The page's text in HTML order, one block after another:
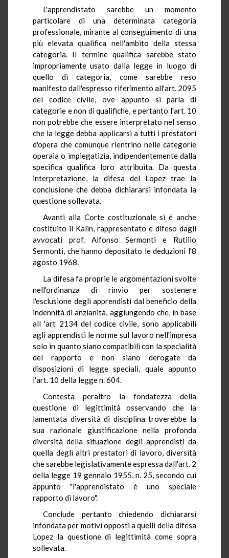
L'apprendistato sarebbe un momento
particolare di una determinata categoria
professionale, mirante al conseguimento di una
più elevata qualifica nell'ambito della stessa
categoria. Il termine qualifica sarebbe stato
impropriamente usato dalla legge in luogo di
quello di categoria, come sarebbe reso
manifesto dall'espresso riferimento all'art. 2095
del codice civile, ove appunto si parla di
categorie e non di qualifiche, e pertanto l'art. 10
non potrebbe che essere interpretato nel senso
che la legge debba applicarsi a tutti i prestatori
d'opera che comunque rientrino nelle categorie
operaia o impiegatizia, indipendentemente dalla
specifica qualifica loro attribuita. Da questa
interpretazione, la difesa del Lopez trae la
conclusione che debba dichiararsi infondata la
questione sollevata.
Avanti alla Corte costituzionale si é anche
costituito il Kalin, rappresentato e difeso dagli
avvocati prof. Alfonso Sermonti e Rutilio
Sermonti, che hanno depositato le deduzioni l'8
agosto 1968.
La difesa fa proprie le argomentazioni svolte
nell'ordinanza di rinvio per sostenere
l'esclusione degli apprendisti dal beneficio della
indennità di anzianità, aggiungendo che, in base
all 'art 2134 del codice civile, sono applicabili
agli apprendisti le norme sul lavoro nell'impresa
solo in quanto siano compatibili con la specialità
del rapporto e non siano derogate da
disposizioni di legge speciali, quale appunto
l'art. 10 della legge n. 604.
Contesta peraltro la fondatezza della
questione di legittimità osservando che la
lamentata diversità di disciplina troverebbe la
sua razionale giustificazione nella profonda
diversità della situazione degli apprendisti da
quella degli altri prestatori di lavoro, diversità
che sarebbe legislativamente espressa dall'art. 2
della legge 19 gennaio 1955, n. 25, secondo cui
appunto "l'apprendistato é uno speciale
rapporto di lavoro".
Conclude pertanto chiedendo dichiararsi
infondata per motivi opposti a quelli della difesa
Lopez la questione di legittimità come sopra
sollevata.